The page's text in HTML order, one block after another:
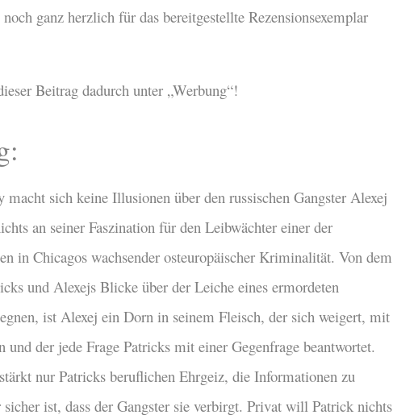
ganz herzlich für das bereitgestellte Rezensionsexemplar
Beitrag dadurch unter „Werbung“!
sich keine Illusionen über den russischen Gangster Alexej
an seiner Faszination für den Leibwächter einer der
in Chicagos wachsender osteuropäischer Kriminalität. Von dem
und Alexejs Blicke über der Leiche eines ermordeten
ist Alexej ein Dorn in seinem Fleisch, der sich weigert, mit
und der jede Frage Patricks mit einer Gegenfrage beantwortet.
nur Patricks beruflichen Ehrgeiz, die Informationen zu
ist, dass der Gangster sie verbirgt. Privat will Patrick nichts